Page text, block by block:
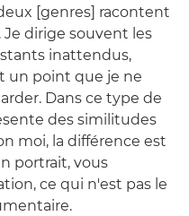
[genres] racontent
dirige souvent les
inattendus,
un point que je ne
Dans ce type de
des similitudes
moi, la différence est
portrait, vous
ce qui n'est pas le